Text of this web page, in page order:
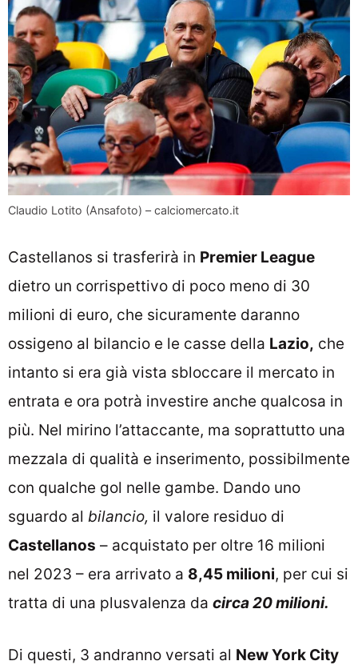
Claudio Lotito (Ansafoto) – calciomercato.it
Castellanos si trasferirà in Premier League
dietro un corrispettivo di poco meno di 30
milioni di euro, che sicuramente daranno
ossigeno al bilancio e le casse della Lazio, che
intanto si era già vista sbloccare il mercato in
entrata e ora potrà investire anche qualcosa in
più. Nel mirino l’attaccante, ma soprattutto una
mezzala di qualità e inserimento, possibilmente
con qualche gol nelle gambe. Dando uno
sguardo al bilancio, il valore residuo di
Castellanos – acquistato per oltre 16 milioni
nel 2023 – era arrivato a 8,45 milioni, per cui si
tratta di una plusvalenza da circa 20 milioni.
Di questi, 3 andranno versati al New York City